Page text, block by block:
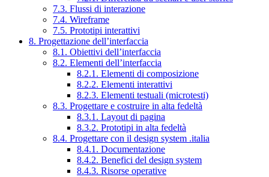
7.3. Flussi di interazione
7.4. Wireframe
7.5. Prototipi interattivi
8. Progettazione dell’interfaccia
8.1. Obiettivi dell’interfaccia
8.2. Elementi dell’interfaccia
8.2.1. Elementi di composizione
8.2.2. Elementi interattivi
8.2.3. Elementi testuali (microtesti)
8.3. Progettare e costruire in alta fedeltà
8.3.1. Layout di pagina
8.3.2. Prototipi in alta fedeltà
8.4. Progettare con il design system .italia
8.4.1. Documentazione
8.4.2. Benefici del design system
8.4.3. Risorse operative